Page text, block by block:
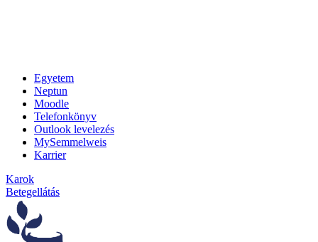
Egyetem
Neptun
Moodle
Telefonkönyv
Outlook levelezés
MySemmelweis
Karrier
Karok
Betegellátás